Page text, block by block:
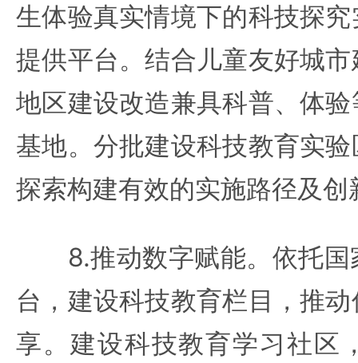
生体验真实情境下的科技探
提供平台。结合儿童友好城
地区建设改造兼具科普、体
基地。分批建设科技教育实
探索构建有效的实施路径及
8.推动数字赋能。依托国
台，建设科技教育栏目，推
享。建设科技教育学习社区